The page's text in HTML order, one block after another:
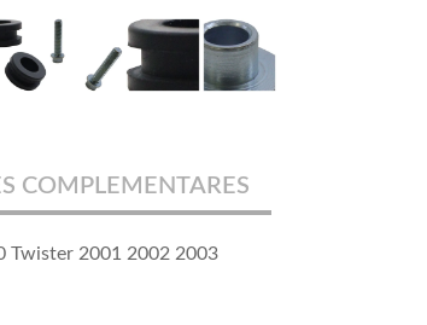
COMPLEMENTARES
Twister 2001 2002 2003